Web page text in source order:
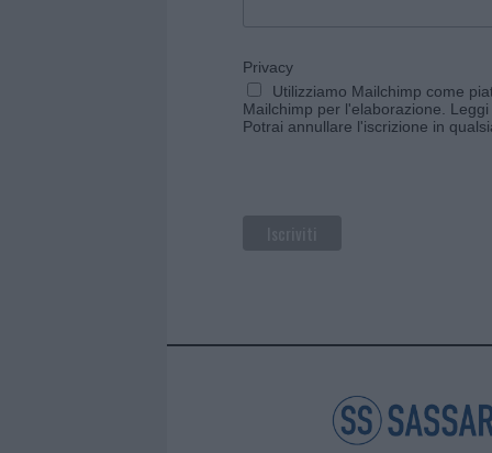
Privacy
Utilizziamo Mailchimp come
Mailchimp per l'elaborazione.
Potrai annullare l'iscrizione in